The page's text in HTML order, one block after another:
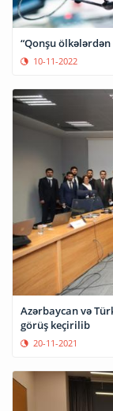
“Qonşu
10-11-2022
Azərbaycan və
görüş keçirilib
20-11-2021